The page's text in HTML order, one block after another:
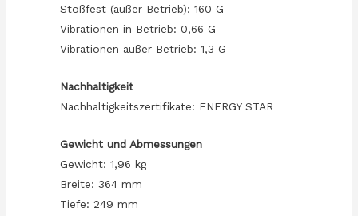
Stoßfest (außer Betrieb): 160 G
Vibrationen in Betrieb: 0,66 G
Vibrationen außer Betrieb: 1,3 G
Nachhaltigkeit
Nachhaltigkeitszertifikate: ENERGY STAR
Gewicht und Abmessungen
Gewicht: 1,96 kg
Breite: 364 mm
Tiefe: 249 mm